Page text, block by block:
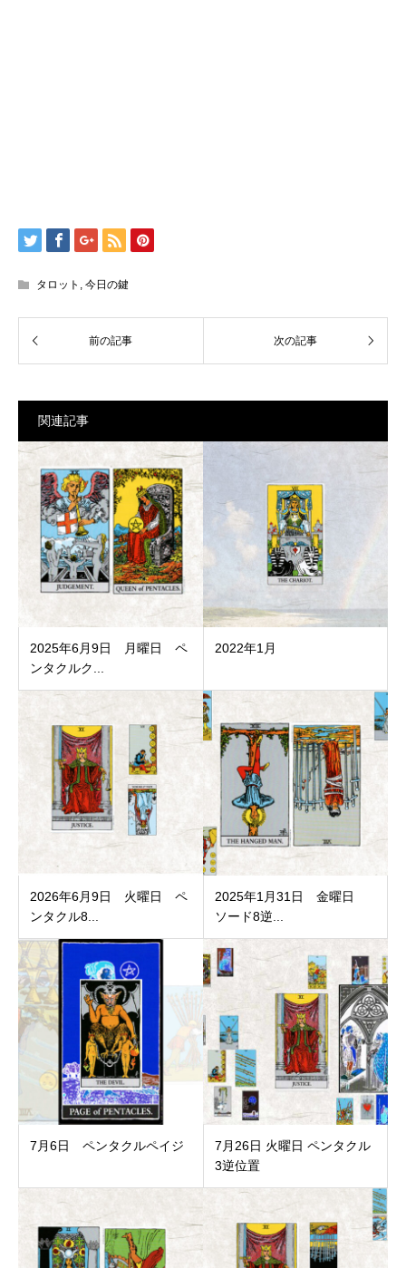
タロット , 今日の鍵
関連記事
2025年6月9日 月曜日 ペ
ンタクルク...
2022年1月
2026年6月9日 火曜日 ペ
ンタクル8...
2025年1月31日 金曜日
ソード8逆...
7月6日 ペンタクルペイジ
7月26日 火曜日 ペンタクル
3逆位置